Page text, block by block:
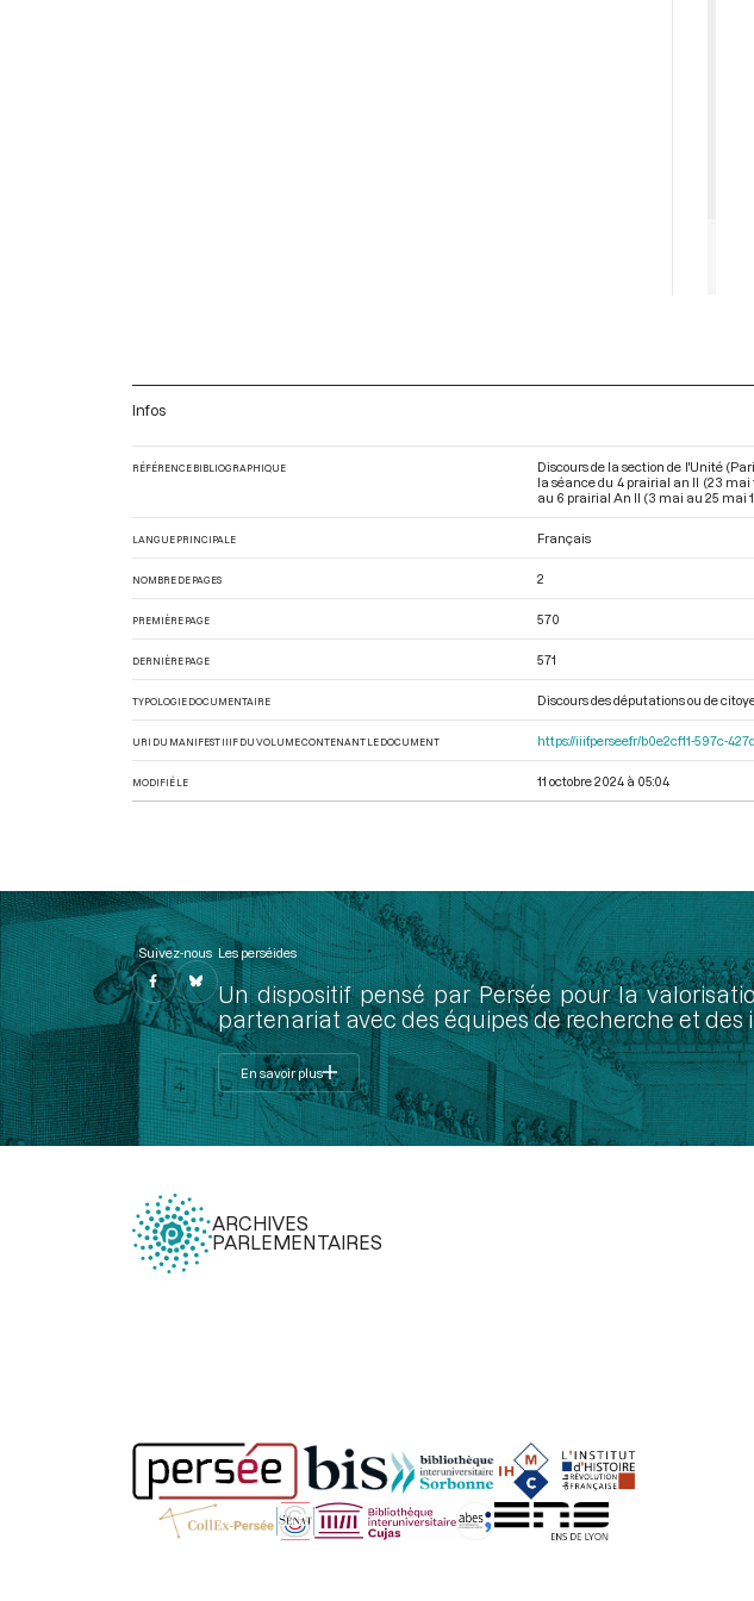
Infos
RÉFÉRENCE BIBLIOGRAPHIQUE
Discours de la section de l'Unité
la séance du 4 prairial an II (23 mai
au 6 prairial An II (3 mai au 25 mai
LANGUE PRINCIPALE Français
NOMBRE DE PAGES 2
PREMIÈRE PAGE 570
DERNIÈRE PAGE 571
TYPOLOGIE DOCUMENTAIRE Discours des députations ou de
URI DU MANIFEST IIIF DU VOLUME CONTENANT LE DOCUMENT https://iiif.persee.fr/b0e2cf11-597c-
MODIFIÉ LE 11 octobre 2024 à 05:04
Suivez-nous Les perséides
Un dispositif pensé par Persée pour la
partenariat avec des équipes de recherche et
En savoir plus
ARCHIVES
PARLEMENTAIRES